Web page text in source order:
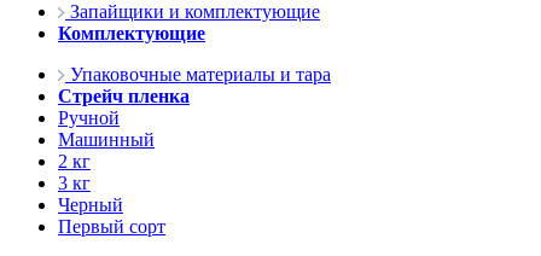
Запайщики и комплектующие
Комплектующие
Упаковочные материалы и тара
Стрейч пленка
Ручной
Машинный
2 кг
3 кг
Черный
Первый сорт